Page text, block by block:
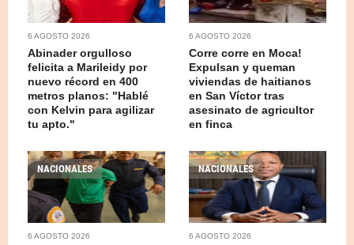
6 AGOSTO 2026
Abinader orgulloso
felicita a Marileidy por
nuevo récord en 400
metros planos: "Hablé
con Kelvin para agilizar
tu apto."
6 AGOSTO 2026
Corre corre en Moca!
Expulsan y queman
viviendas de haitianos
en San Víctor tras
asesinato de agricultor
en finca
NACIONALES
6 AGOSTO 2026
NACIONALES
6 AGOSTO 2026